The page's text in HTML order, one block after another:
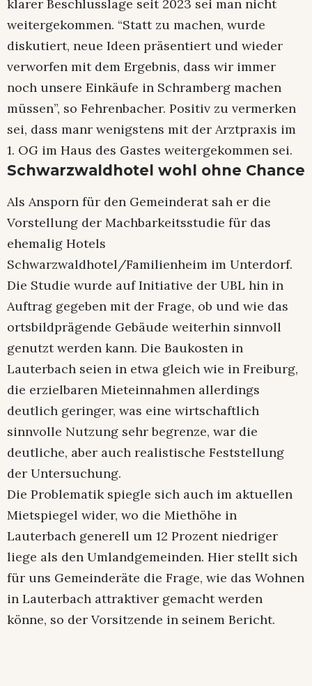
klarer Beschlusslage seit 2023 sei man nicht
weitergekommen. “Statt zu machen, wurde
diskutiert, neue Ideen präsentiert und wieder
verworfen mit dem Ergebnis, dass wir immer
noch unsere Einkäufe in Schramberg machen
müssen”, so Fehrenbacher. Positiv zu vermerken
sei, dass manr wenigstens mit der Arztpraxis im
1. OG im Haus des Gastes weitergekommen sei.
Schwarzwaldhotel wohl ohne Chance
Als Ansporn für den Gemeinderat sah er die
Vorstellung der Machbarkeitsstudie für das
ehemalig Hotels
Schwarzwaldhotel/Familienheim im Unterdorf.
Die Studie wurde auf Initiative der UBL hin in
Auftrag gegeben mit der Frage, ob und wie das
ortsbildprägende Gebäude weiterhin sinnvoll
genutzt werden kann. Die Baukosten in
Lauterbach seien in etwa gleich wie in Freiburg,
die erzielbaren Mieteinnahmen allerdings
deutlich geringer, was eine wirtschaftlich
sinnvolle Nutzung sehr begrenze, war die
deutliche, aber auch realistische Feststellung
der Untersuchung.
Die Problematik spiegle sich auch im aktuellen
Mietspiegel wider, wo die Miethöhe in
Lauterbach generell um 12 Prozent niedriger
liege als den Umlandgemeinden. Hier stellt sich
für uns Gemeinderäte die Frage, wie das Wohnen
in Lauterbach attraktiver gemacht werden
könne, so der Vorsitzende in seinem Bericht.